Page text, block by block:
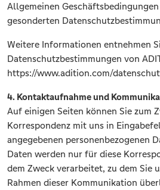
Allgemeinen Geschäftsbedingungen
gesonderten
Weitere Informationen entnehmen
Datenschutzbestimmungen von
https://www.adition.com/
4. Kontaktaufnahme und
Auf einigen Seiten können Sie zum
Korrespondenz mit uns in
angegebenen personenbezogenen
Daten werden nur für diese
dem Zweck verarbeitet, zu dem Sie
Rahmen dieser Kommunikation